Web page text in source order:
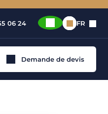
06 24 FR
Demande de devis